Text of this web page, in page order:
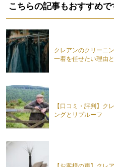
こちらの記事もおすすめで
クレアンのクリーニ
一着を任せたい理由
【口コミ・評判】ク
ングとリプルーフ